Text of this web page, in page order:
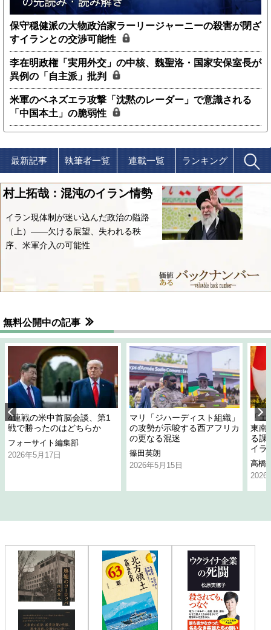
保守穏健派の大物政治家ラーリージャーニーの殺害が閉ざ
すイランとの交渉可能性
李在明政権「実用外交」の中核、魏聖洛・国家安保室長が
異例の「自主派」批判
米軍のベネズエラ攻撃「沈黙のレーダー」で意識される
「中国本土」の脆弱性
最新記事 執筆者一覧 連載一覧 ランキング
村上拓哉：混沌のイラン情勢
イラン現体制が迷い込んだ政治の隘路
（上）――欠ける展望、失われる秩
序、米軍介入の可能性
無料公開中の記事
4連戦の米中首脳会談、第1
戦で勝ったのはどちらか
フォーサイト編集部
2026年5月17日
マリ「ジハーディスト組織」
の攻勢が示唆する西アフリカ
の更なる混迷
篠田英朗
2026年5月15日
「
東南
る課
イラ
高橋
2026